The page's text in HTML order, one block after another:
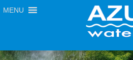
MENU